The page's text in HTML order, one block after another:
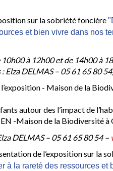
sur la sobriété foncière
et bien vivre dans nos
à 12h00 et de 14h00 à
Elza DELMAS – 05 61 65 80
- Maison de la
autour des l’impact de
-Maison de la Biodiversité à
DELMAS – 05 61 65 80 54 –
de l’exposition sur la
à la rareté des ressources et